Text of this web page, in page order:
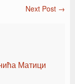
Next Post →
Матици